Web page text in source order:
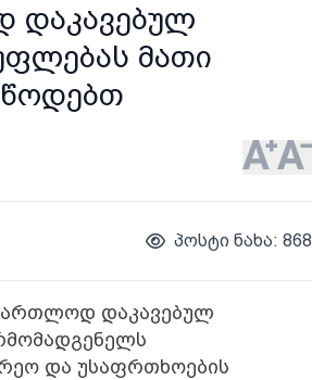
დაკავებულ
მათი
პოსტი ნახა: 868
დაკავებულ
და უსაფრთხოების